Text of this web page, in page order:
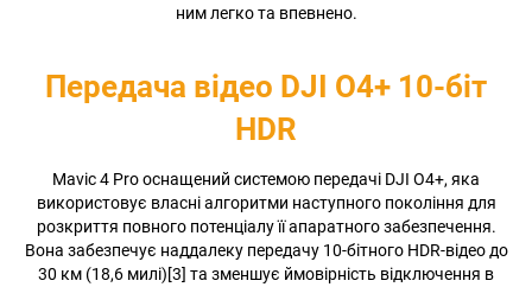
ним легко та впевнено.
Передача відео DJI O4+ 10-біт
HDR
Mavic 4 Pro оснащений системою передачі DJI O4+, яка
використовує власні алгоритми наступного покоління для
розкриття повного потенціалу її апаратного забезпечення.
Вона забезпечує наддалеку передачу 10-бітного HDR-відео до
30 км (18,6 милі)[3] та зменшує ймовірність відключення в